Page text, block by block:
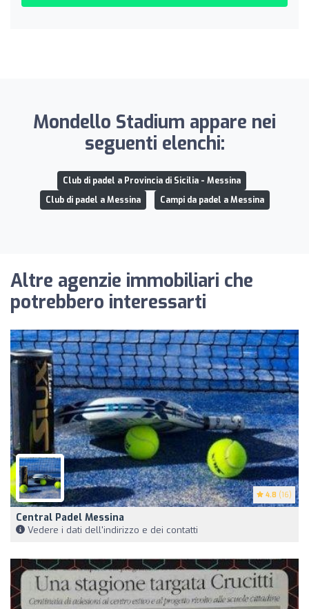
Mondello Stadium appare nei
seguenti elenchi:
Club di padel a Provincia di Sicilia - Messina
Club di padel a Messina
Campi da padel a Messina
Altre agenzie immobiliari che
potrebbero interessarti
4.8 (16)
Central Padel Messina
Vedere i dati dell'indirizzo e dei contatti